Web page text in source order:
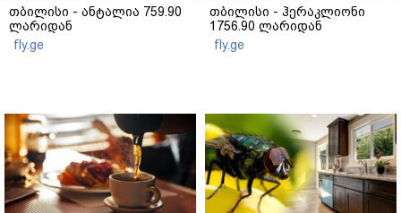
თბილისი - ანტალია 759.90
ლარიდან
fly.ge
თბილისი - ჰერაკლიონი
1756.90 ლარიდან
fly.ge